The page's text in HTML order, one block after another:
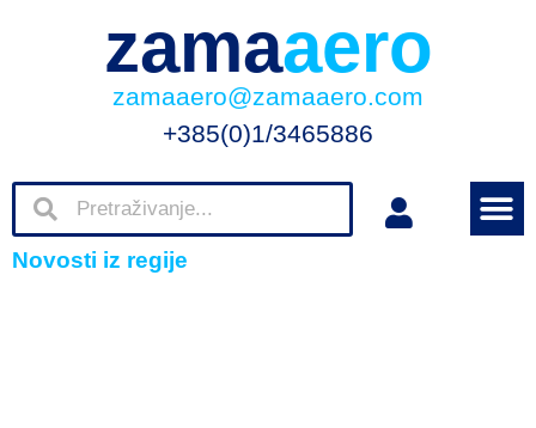
zamaaero
zamaaero@zamaaero.com
+385(0)1/3465886
Novosti iz regije